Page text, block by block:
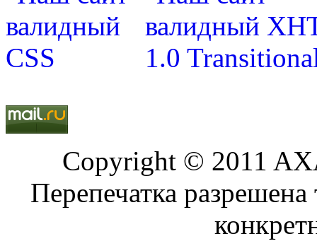
Copyright © 2011
Перепечатка